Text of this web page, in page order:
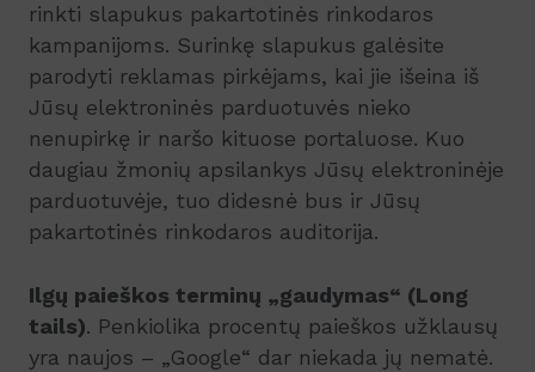
rinkti slapukus pakartotinės rinkodaros
kampanijoms. Surinkę slapukus galėsite
parodyti reklamas pirkėjams, kai jie išeina iš
Jūsų elektroninės parduotuvės nieko
nenupirkę ir naršo kituose portaluose. Kuo
daugiau žmonių apsilankys Jūsų elektroninėje
parduotuvėje, tuo didesnė bus ir Jūsų
pakartotinės rinkodaros auditorija.
Ilgų paieškos terminų „gaudymas“ (Long
tails). Penkiolika procentų paieškos užklausų
yra naujos – „Google“ dar niekada jų nematė.